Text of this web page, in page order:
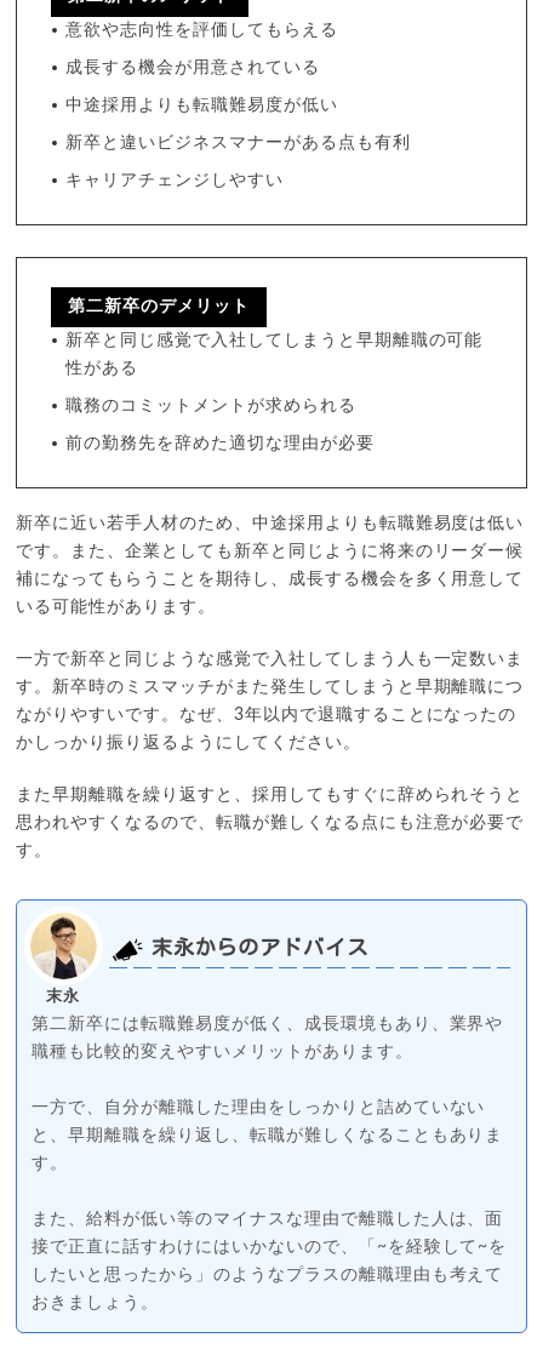
意欲や志向性を評価してもらえる
成長する機会が用意されている
中途採用よりも転職難易度が低い
新卒と違いビジネスマナーがある点も有利
キャリアチェンジしやすい
第二新卒のデメリット
新卒と同じ感覚で入社してしまうと早期離職の可能
性がある
職務のコミットメントが求められる
前の勤務先を辞めた適切な理由が必要
新卒に近い若手人材のため、中途採用よりも転職難易度は低い
です。また、企業としても新卒と同じように将来のリーダー候
補になってもらうことを期待し、成長する機会を多く用意して
いる可能性があります。
一方で新卒と同じような感覚で入社してしまう人も一定数いま
す。新卒時のミスマッチがまた発生してしまうと早期離職につ
ながりやすいです。なぜ、3年以内で退職することになったの
かしっかり振り返るようにしてください。
また早期離職を繰り返すと、採用してもすぐに辞められそうと
思われやすくなるので、転職が難しくなる点にも注意が必要で
す。
末永
末永からのアドバイス
第二新卒には転職難易度が低く、成長環境もあり、業界や
職種も比較的変えやすいメリットがあります。
一方で、自分が離職した理由をしっかりと詰めていない
と、早期離職を繰り返し、転職が難しくなることもありま
す。
また、給料が低い等のマイナスな理由で離職した人は、面
接で正直に話すわけにはいかないので、「~を経験して~を
したいと思ったから」のようなプラスの離職理由も考えて
おきましょう。